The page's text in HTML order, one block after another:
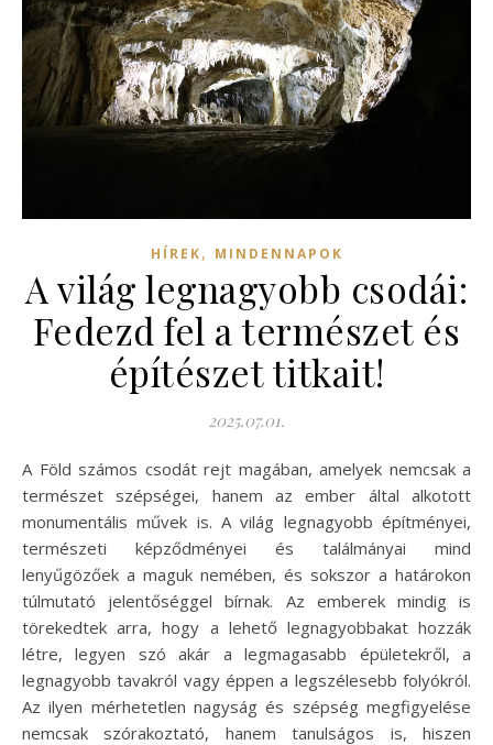
HÍREK, MINDENNAPOK
A világ legnagyobb csodái:
Fedezd fel a természet és
építészet titkait!
2025.07.01.
A Föld számos csodát rejt magában, amelyek nemcsak a
természet szépségei, hanem az ember által alkotott
monumentális művek is. A világ legnagyobb építményei,
természeti képződményei és találmányai mind
lenyűgözőek a maguk nemében, és sokszor a határokon
túlmutató jelentőséggel bírnak. Az emberek mindig is
törekedtek arra, hogy a lehető legnagyobbakat hozzák
létre, legyen szó akár a legmagasabb épületekről, a
legnagyobb tavakról vagy éppen a legszélesebb folyókról.
Az ilyen mérhetetlen nagyság és szépség megfigyelése
nemcsak szórakoztató, hanem tanulságos is, hiszen